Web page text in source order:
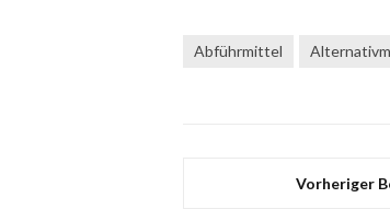
Abführmittel
Vorheriger